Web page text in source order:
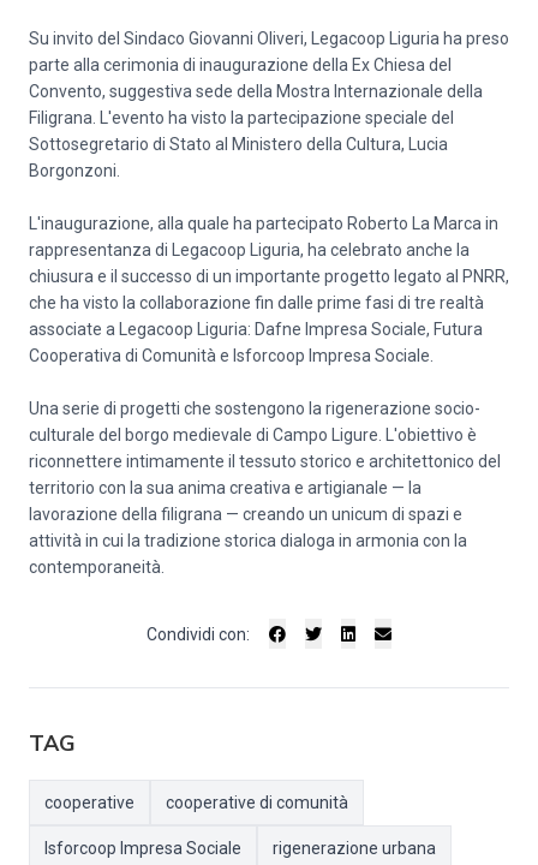
Su invito del Sindaco Giovanni Oliveri, Legacoop Liguria ha preso
parte alla cerimonia di inaugurazione della Ex Chiesa del
Convento, suggestiva sede della Mostra Internazionale della
Filigrana. L'evento ha visto la partecipazione speciale del
Sottosegretario di Stato al Ministero della Cultura, Lucia
Borgonzoni.
L'inaugurazione, alla quale ha partecipato Roberto La Marca in
rappresentanza di Legacoop Liguria, ha celebrato anche la
chiusura e il successo di un importante progetto legato al PNRR,
che ha visto la collaborazione fin dalle prime fasi di tre realtà
associate a Legacoop Liguria: Dafne Impresa Sociale, Futura
Cooperativa di Comunità e Isforcoop Impresa Sociale.
Una serie di progetti che sostengono la rigenerazione socio-
culturale del borgo medievale di Campo Ligure. L'obiettivo è
riconnettere intimamente il tessuto storico e architettonico del
territorio con la sua anima creativa e artigianale — la
lavorazione della filigrana — creando un unicum di spazi e
attività in cui la tradizione storica dialoga in armonia con la
contemporaneità.
Condividi con:
TAG
cooperative cooperative di comunità
Isforcoop Impresa Sociale rigenerazione urbana